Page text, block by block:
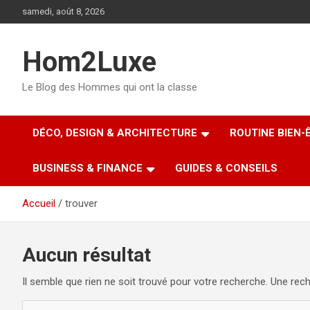
au
samedi, août 8, 2026
Hom2Luxe
Le Blog des Hommes qui ont la classe
DÉCO, DESIGN & ARCHITECTURE ROUTINE BIEN-
BUSINESS & FINANCE GUIDES & CONSEILS
Accueil trouver
Aucun résultat
Il semble que rien ne soit trouvé pour votre recherche. Une